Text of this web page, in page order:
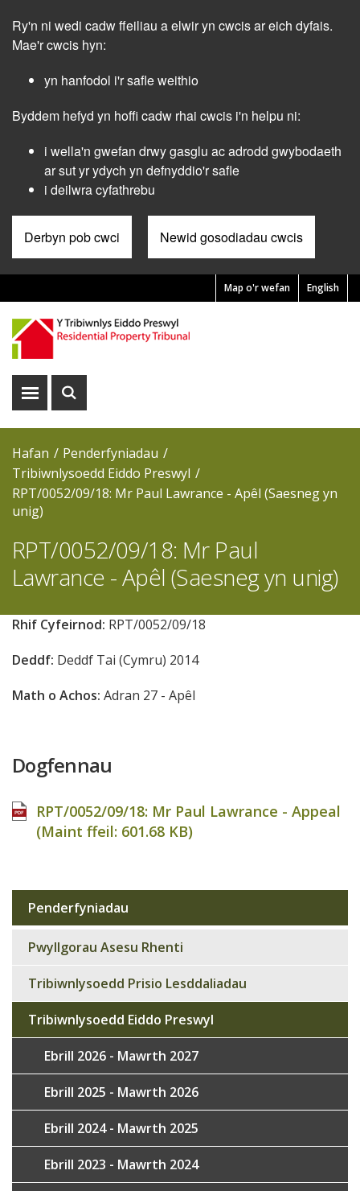
main
Ry'n ni wedi cadw ffeiliau a elwir yn cwcis ar eich dyfais.
Mae'r cwcis hyn:
yn hanfodol i'r safle weithio
Byddem hefyd yn hoffi cadw rhai cwcis i'n helpu ni:
i wella'n gwefan drwy gasglu ac adrodd gwybodaeth
ar sut yr ydych yn defnyddio'r safle
i deilwra cyfathrebu
Derbyn pob cwci Newid gosodiadau cwcis
English
Pre
Header
Menu
Map o'r wefan
DangosDangos
Hafan
Penderfyniadau
Tribiwnlysoedd Eiddo Preswyl
RPT/0052/09/18: Mr Paul Lawrance - Apêl (Saesneg yn
unig)
RPT/0052/09/18: Mr Paul
Lawrance - Apêl (Saesneg yn unig)
Rhif Cyfeirnod: RPT/0052/09/18
Deddf: Deddf Tai (Cymru) 2014
Math o Achos: Adran 27 - Apêl
Dogfennau
RPT/0052/09/18: Mr Paul Lawrance - Appeal
(Maint ffeil: 601.68 KB)
Sub
navigation
Penderfyniadau
Pwyllgorau Asesu Rhenti
Tribiwnlysoedd Prisio Lesddaliadau
Tribiwnlysoedd Eiddo Preswyl
Ebrill 2026 - Mawrth 2027
Ebrill 2025 - Mawrth 2026
Ebrill 2024 - Mawrth 2025
Ebrill 2023 - Mawrth 2024